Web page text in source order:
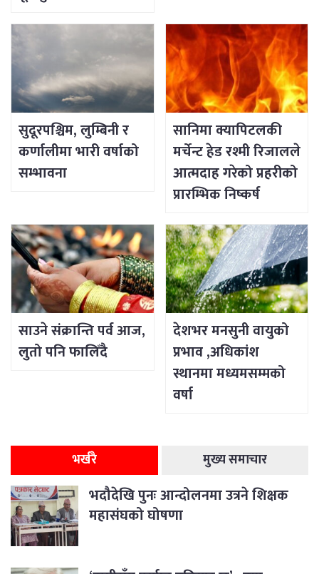
सुदूरपश्चिम, लुम्बिनी र
कर्णालीमा भारी वर्षाको
सम्भावना
सानिमा क्यापिटलकी
मर्चेन्ट हेड रश्मी रिजालले
आत्मदाह गरेको प्रहरीको
प्रारम्भिक निष्कर्ष
साउने संक्रान्ति पर्व आज,
लुतो पनि फालिँदै
देशभर मनसुनी वायुको
प्रभाव ,अधिकांश
स्थानमा मध्यमसम्मको
वर्षा
भर्खरै मुख्य समाचार
भदौदेखि पुनः आन्दोलनमा उत्रने शिक्षक
महासंघको घोषणा